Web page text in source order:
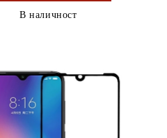
В наличност